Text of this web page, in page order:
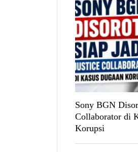
Sony BGN
Collaborator di
Korupsi